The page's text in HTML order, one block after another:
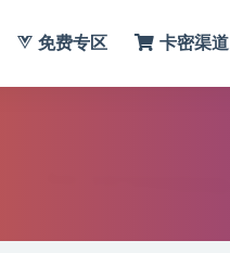
免费专区 卡密渠道